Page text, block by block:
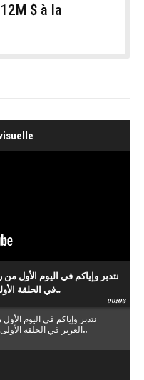
$ à la
نتدبر وإياكم في اليوم الأول
في الحلقة الأولى من أغباد مع رمضان بيجل..
09:03
نتدبر وإياكم في اليوم
العزيز في الحلقة الأولى من أغباد مع رمضان بيجل..